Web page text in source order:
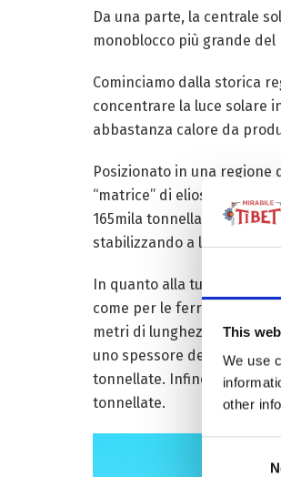
This
We use
other
Da una parte, la centrale
monoblocco più grande
Cominciamo dalla storica
concentrare la luce solare
abbastanza calore da
Posizionato in una regione
“matrice” di eliostati
165mila tonnellate le
stabilizzando a lungo
In quanto alla turbina
come per le ferrovie
metri di lunghezza, 25,2 di
uno spessore della parete
tonnellate. Infine, la
tonnellate.